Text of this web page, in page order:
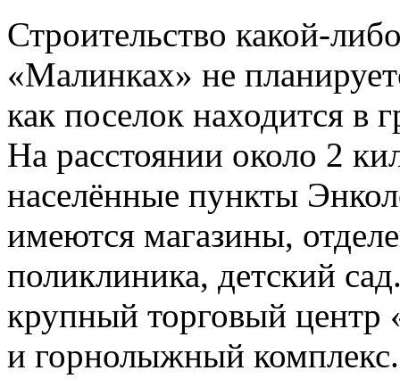
Строительство какой-
«Малинках» не
как поселок находится в
На расстоянии около 2
населённые пункты
имеются магазины,
поликлиника, детский
крупный торговый центр
и горнолыжный комплекс.